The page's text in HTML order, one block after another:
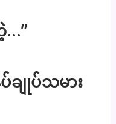
ချုပ်သမား